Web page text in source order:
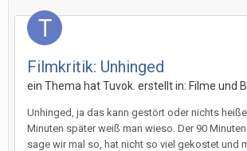
Filmkritik: Unhinged
ein Thema hatTuvok. erstellt in: Filme und
Unhinged, ja das kann gestört oder nichts
Minuten später weiß man wieso. Der 90
sage wir mal so, hat nicht so viel gekostet und